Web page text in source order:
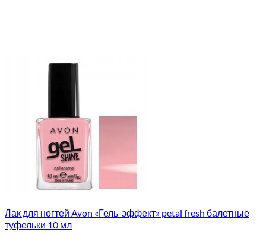
Лак для ногтей Avon «Гель-эффект» petal fresh балетные
туфельки 10 мл